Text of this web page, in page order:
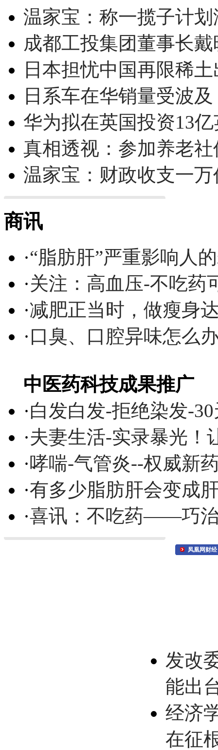
温家宝：称一揽子计
成都工投集团董事长
日本担忧中国再限稀
日系车在华销量受波
华为拟在英国投资13
真相透视：参加养老
温家宝：财政收支一
商讯
·“脂肪肝”严重影响人
·关注：高血压-不吃药
·减肥正当时，做瘦身
·口臭、口腔异味怎么
中医药科技成果推广
·白发白发-拒绝染发-
·夫妻生活-实录暴光！
·哮喘-气管炎--权威新
·有多少脂肪肝会变成
·喜讯：不吃药——巧
凤凰网财经
发改
能出
经济
在征